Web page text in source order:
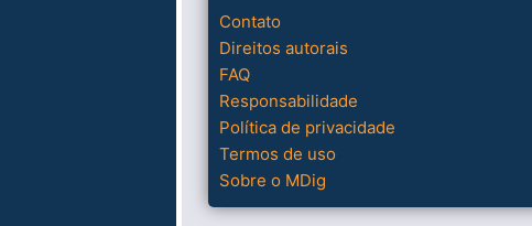
Contato
Direitos autorais
FAQ
Responsabilidade
Política de privacidade
Termos de uso
Sobre o MDig